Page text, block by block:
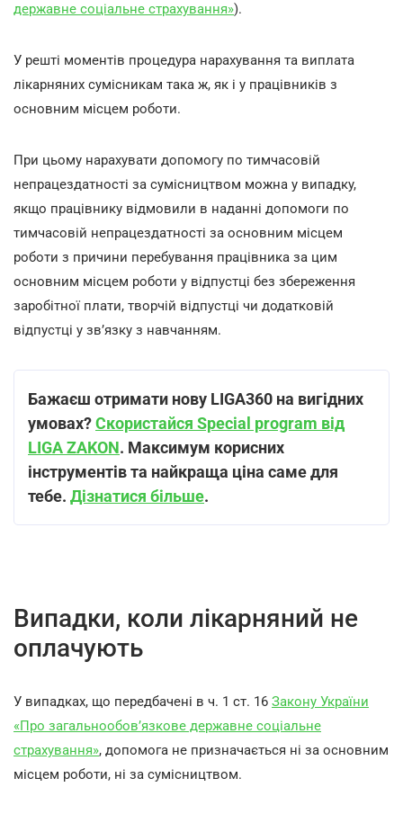
державне соціальне страхування»).
У решті моментів процедура нарахування та виплата
лікарняних сумісникам така ж, як і у працівників з
основним місцем роботи.
При цьому нарахувати допомогу по тимчасовій
непрацездатності за сумісництвом можна у випадку,
якщо працівнику відмовили в наданні допомоги по
тимчасовій непрацездатності за основним місцем
роботи з причини перебування працівника за цим
основним місцем роботи у відпустці без збереження
заробітної плати, творчій відпустці чи додатковій
відпустці у зв’язку з навчанням.
Бажаєш отримати нову LIGA360 на вигідних
умовах?Скористайся Special program від
LIGA ZAKON. Максимум корисних
інструментів та найкраща ціна саме для
тебе. Дізнатися більше.
Випадки, коли лікарняний не
оплачують
У випадках, що передбачені в ч. 1 ст. 16 Закону України
«Про загальнообов’язкове державне соціальне
страхування», допомога не призначається ні за основним
місцем роботи, ні за сумісництвом.